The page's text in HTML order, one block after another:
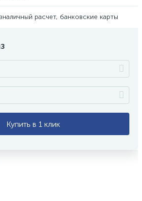
расчет, банковские карты
Купить в 1 клик